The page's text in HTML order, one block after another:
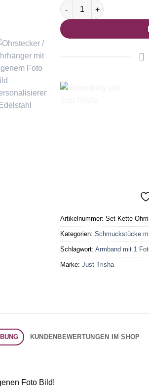
Dein Foto als Schmuck –
Artikelnummer: Set-Kette-
Kategorien: Schmuckstücke
Schlagwort: Armband mit 1
Marke: Just Trisha
KUNDENBEWERTUNGEN IM SHOP
Foto Bild!